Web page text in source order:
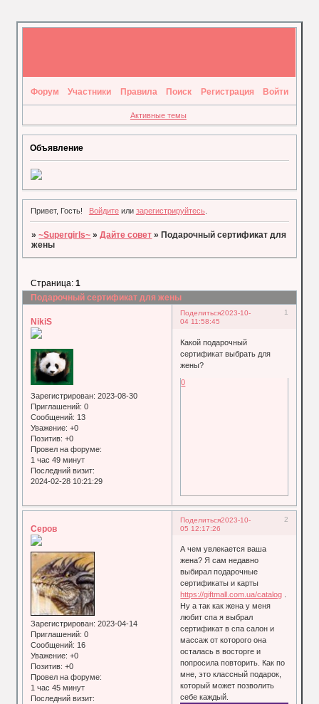
Форум Участники Правила Поиск Регистрация Войти
Активные темы
Объявление
Привет, Гость! Войдитеили зарегистрируйтесь.
»~Supergirls~ »Дайте совет »Подарочный сертификат для
жены
Подарочный сертификат для жены
Страница:1
Поделиться 1
2023-10-
04 11:58:45
NikiS
Зарегистрирован: 2023-08-30
Приглашений: 0
Сообщений: 13
Уважение: +0
Позитив: +0
Провел на форуме:
1 час 49 минут
Последний визит:
2024-02-28 10:21:29
Какой подарочный
сертификат выбрать для
жены?
0
Поделиться 2
2023-10-
05 12:17:26
Серов
Зарегистрирован: 2023-04-14
Приглашений: 0
Сообщений: 16
Уважение: +0
Позитив: +0
Провел на форуме:
1 час 45 минут
Последний визит:
А чем увлекается ваша
жена? Я сам недавно
выбирал подарочные
сертификаты и карты
https://giftmall.com.ua/catalog
Ну а так как жена у меня
любит спа я выбрал
сертификат в спа салон и
массаж от которого она
осталась в восторге и
попросила повторить. Как по
мне, это классный подарок,
который может позволить
себе каждый.